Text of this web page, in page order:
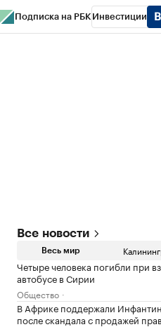
Подписка на РБК Инвестиции
Все новости
Весь мир
Четыре человека погибли при
автобусе в Сирии
Общество
В Африке поддержали
после скандала с продажей